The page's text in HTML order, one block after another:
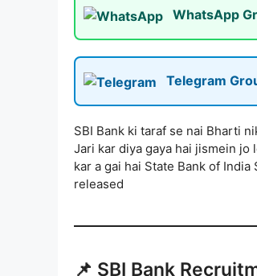
WhatsApp
Telegram
SBI Bank ki taraf se nai Bharti
Jari kar diya gaya hai jismein jo
kar a gai hai State Bank of
released
📌 SBI Bank